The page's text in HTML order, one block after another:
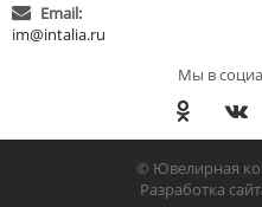
Email:
im@intalia.ru
Мы в
© Ювелирная
Разработка